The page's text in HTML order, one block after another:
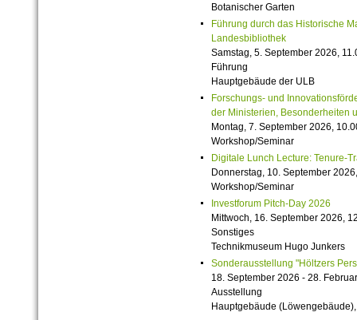
Botanischer Garten
Führung durch das Historische
Landesbibliothek
Samstag, 5. September 2026,
Führung
Hauptgebäude der ULB
Forschungs- und
der Ministerien, Besonderheiten
Montag, 7. September 2026,
Workshop/Seminar
Digitale Lunch Lecture: Tenure-
Donnerstag, 10. September
Workshop/Seminar
Investforum Pitch-Day 2026
Mittwoch, 16. September 2026,
Sonstiges
Technikmuseum Hugo Junkers
Sonderausstellung "Höltzers
18. September 2026 - 28.
Ausstellung
Hauptgebäude